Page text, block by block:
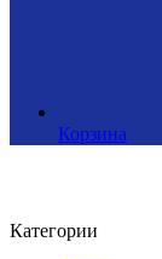
Корзина
Категории